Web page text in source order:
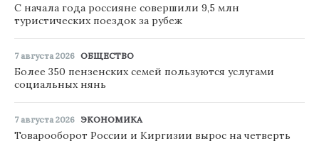
С начала года россияне совершили 9,5 млн
туристических поездок за рубеж
7 августа 2026 ОБЩЕСТВО
Более 350 пензенских семей пользуются услугами
социальных нянь
7 августа 2026 ЭКОНОМИКА
Товарооборот России и Киргизии вырос на четверть